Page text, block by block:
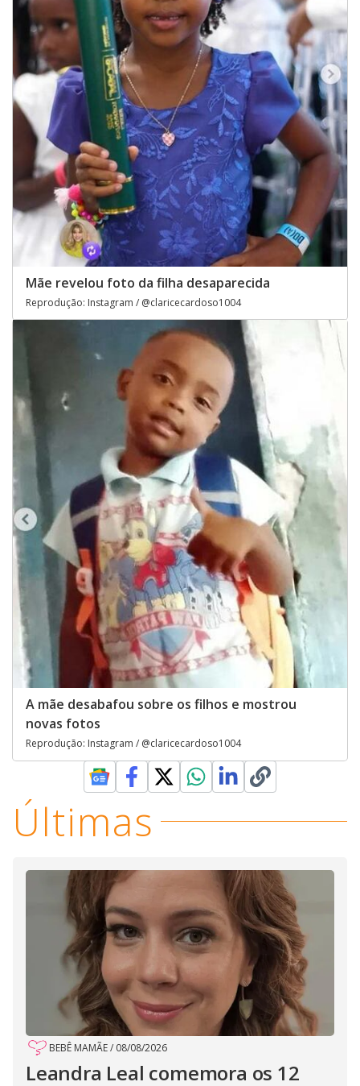
Mãe revelou foto da filha desaparecida
Reprodução: Instagram / @claricecardoso1004
A mãe desabafou sobre os filhos e mostrou
novas fotos
Reprodução: Instagram / @claricecardoso1004
Últimas
BEBÊ MAMÃE/ 08/08/2026
Leandra Leal comemora os 12